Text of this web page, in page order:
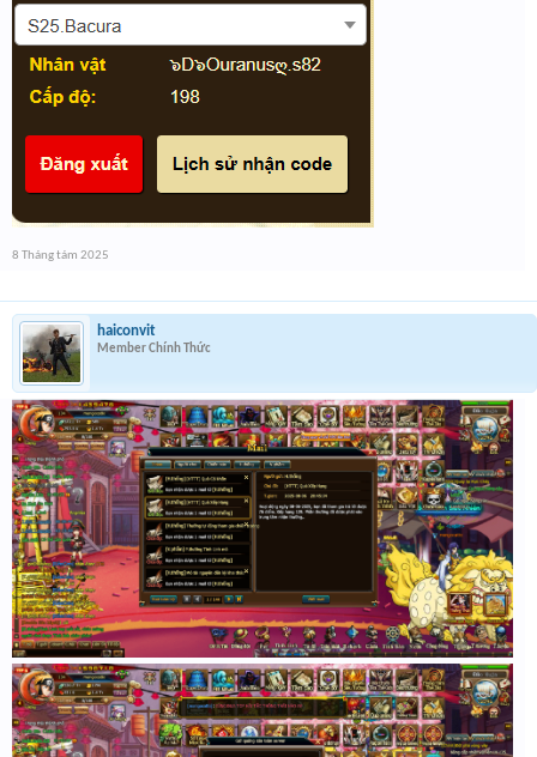
8 Tháng tám 2025
haiconvit
Member Chính Thức